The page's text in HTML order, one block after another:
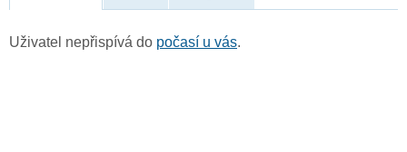
Uživatel nepřispívá do počasí u vás.